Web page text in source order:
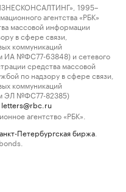
1995–
агентства «РБК»
массовой информации
в сфере связи,
коммуникаций
ИА №ФС77-63848) и сетевого
средства массовой
по надзору в сфере связи,
коммуникаций
ЭЛ №ФС77-82385)
letters@rbc.ru
агентство «РБК».
Петербургская биржа